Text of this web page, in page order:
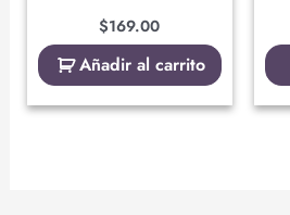
$169.00
Añadir al carrito